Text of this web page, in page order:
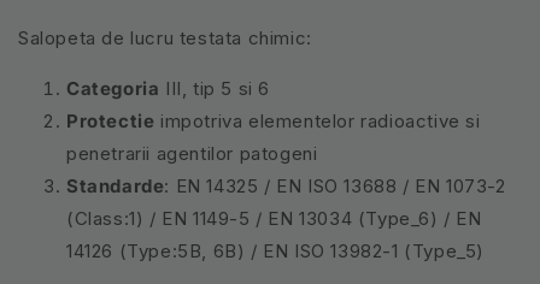
Salopeta de lucru testata chimic:
Categoria III, tip 5 si 6
Protectie impotriva elementelor radioactive si
penetrarii agentilor patogeni
Standarde: EN 14325 / EN ISO 13688 / EN 1073-2
(Class:1) / EN 1149-5 / EN 13034 (Type_6) / EN
14126 (Type:5B, 6B) / EN ISO 13982-1 (Type_5)